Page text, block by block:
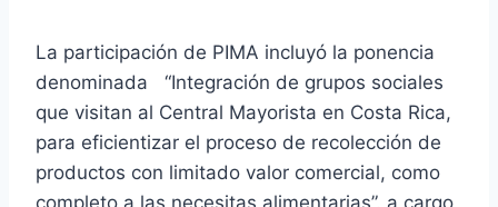
La participación de PIMA incluyó la ponencia
denominada “Integración de grupos sociales
que visitan al Central Mayorista en Costa Rica,
para eficientizar el proceso de recolección de
productos con limitado valor comercial, como